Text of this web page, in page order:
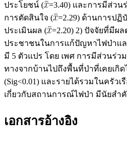
ประโยชน์ (
=3.40) และการมีส่ว
การตัดสินใจ (
=2.29) ด้านการปฏิ
ประเมินผล (
=2.20) 2) ปัจจัยที่มีผ
ประชาชนในการแก้ปัญหาไฟป่าแ
มี 5 ตัวแปร โดย เพศ การมีส่วนร่
ทางจากบ้านไปถึงพื้นที่ป่าที่เคยเกิ
(Sig<0.01) และรายได้รวมในครัว
เกี่ยวกับสถานการณ์ไฟป่า มีนัยสำ
เอกสารอ้างอิง